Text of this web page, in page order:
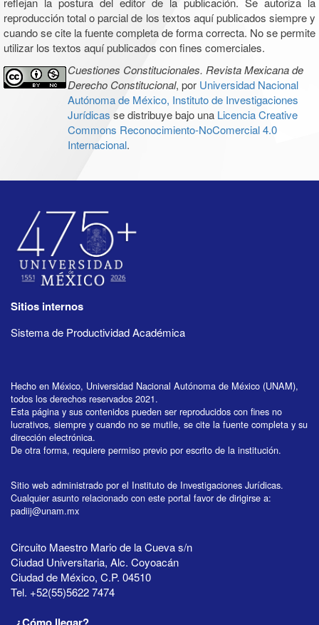
reproducción total o parcial de los textos aquí publicados siempre y
cuando se cite la fuente completa de forma correcta. No se permite
utilizar los textos aquí publicados con fines comerciales.
Cuestiones Constitucionales. Revista Mexicana de
Derecho Constitucional, por Universidad Nacional
Autónoma de México, Instituto de Investigaciones
Jurídicas se distribuye bajo una Licencia Creative
Commons Reconocimiento-NoComercial 4.0
Internacional.
Sitios internos
Sistema de Productividad Académica
Hecho en México, Universidad Nacional Autónoma de México (UNAM),
todos los derechos reservados 2021.
Esta página y sus contenidos pueden ser reproducidos con fines no
lucrativos, siempre y cuando no se mutile, se cite la fuente completa y su
dirección electrónica.
De otra forma, requiere permiso previo por escrito de la institución.
Sitio web administrado por el Instituto de Investigaciones Jurídicas.
Cualquier asunto relacionado con este portal favor de dirigirse a:
padiij@unam.mx
Circuito Maestro Mario de la Cueva s/n
Ciudad Universitaria, Alc. Coyoacán
Ciudad de México, C.P. 04510
Tel. +52(55)5622 7474